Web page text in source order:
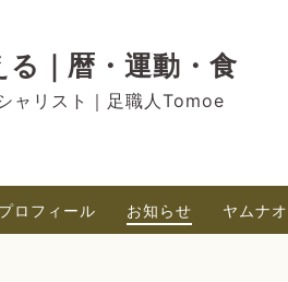
｜暦・運動・食
ャリスト｜足職人Tomoe
ロフィール お知らせ ヤムナ